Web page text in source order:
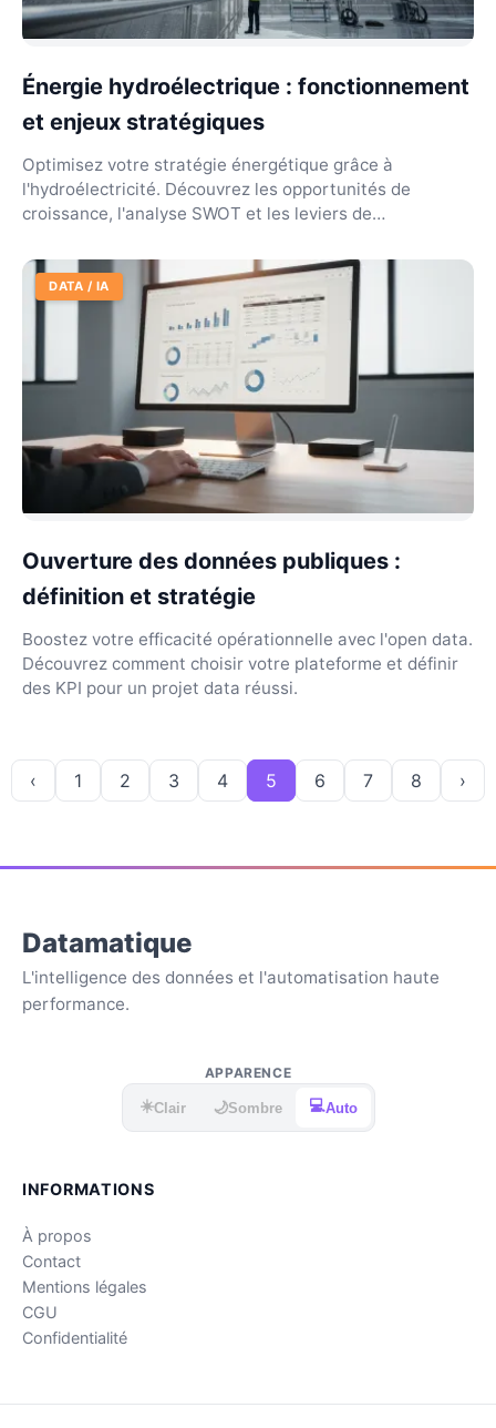
Énergie hydroélectrique : fonctionnement
et enjeux stratégiques
Optimisez votre stratégie énergétique grâce à
l'hydroélectricité. Découvrez les opportunités de
croissance, l'analyse SWOT et les leviers de
DATA / IA
Ouverture des données publiques :
définition et stratégie
Boostez votre efficacité opérationnelle avec l'open data.
Découvrez comment choisir votre plateforme et définir
des KPI pour un projet data réussi.
‹ 1 2 3 4 5 6 7 8 ›
Datamatique
L'intelligence des données et l'automatisation haute
performance.
APPARENCE
☀️Clair 🌙Sombre 💻Auto
INFORMATIONS
À propos
Contact
Mentions légales
CGU
Confidentialité